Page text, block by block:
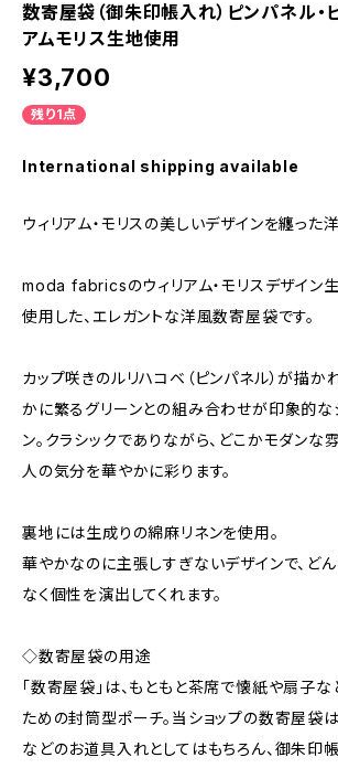
数寄屋袋（御朱印帳入れ）ピンパネル・
アムモリス生地使用
¥3,700
残り1点
International shipping available
ウィリアム・モリスの美しいデザインを纏った
moda fabricsのウィリアム・モリスデザイン生
使用した、エレガントな洋風数寄屋袋です。
カップ咲きのルリハコベ（ピンパネル）が描か
かに繁るグリーンとの組み合わせが印象的な
ン。クラシックでありながら、どこかモダンな
人の気分を華やかに彩ります。
裏地には生成りの綿麻リネンを使用。
華やかなのに主張しすぎないデザインで、ど
なく個性を演出してくれます。
◇数寄屋袋の用途
「数寄屋袋」は、もともと茶席で懐紙や扇子
ための封筒型ポーチ。当ショップの数寄屋袋は
などのお道具入れとしてはもちろん、御朱印